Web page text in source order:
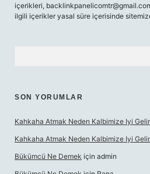
içerikleri,
ilgili içerikler yasal süre içerisinde
SON YORUMLAR
Kahkaha Atmak Neden Kalbimize Iyi Gelir
Kahkaha Atmak Neden Kalbimize Iyi Gelir
Bükümcü Ne Demek için admin